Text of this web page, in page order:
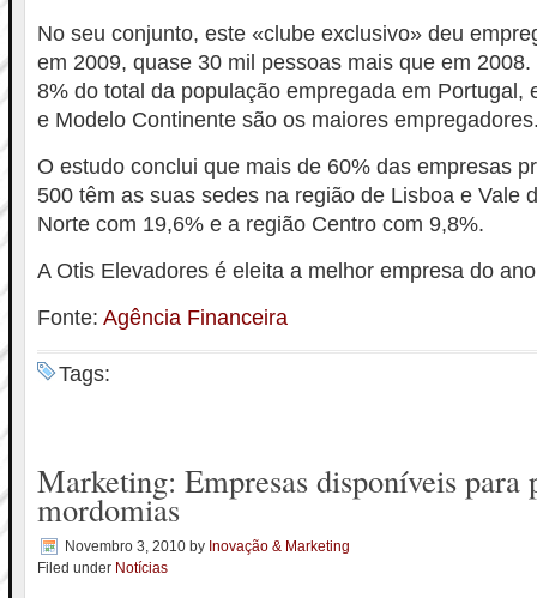
No seu conjunto, este «clube exclusivo» deu
em 2009, quase 30 mil pessoas mais que em
8% do total da população empregada em Portugal,
e Modelo Continente são os maiores
O estudo conclui que mais de 60% das empresas
500 têm as suas sedes na região de Lisboa e Vale
Norte com 19,6% e a região Centro com 9,8%.
A Otis Elevadores é eleita a melhor empresa do
Fonte: Agência Financeira
Tags:
Marketing: Empresas disponíveis para
mordomias
Novembro 3, 2010 by Inovação & Marketing
Filed under Notícias